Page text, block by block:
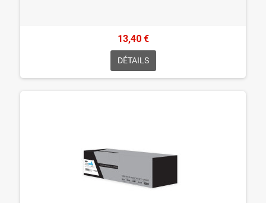
13,40 €
DÉTAILS